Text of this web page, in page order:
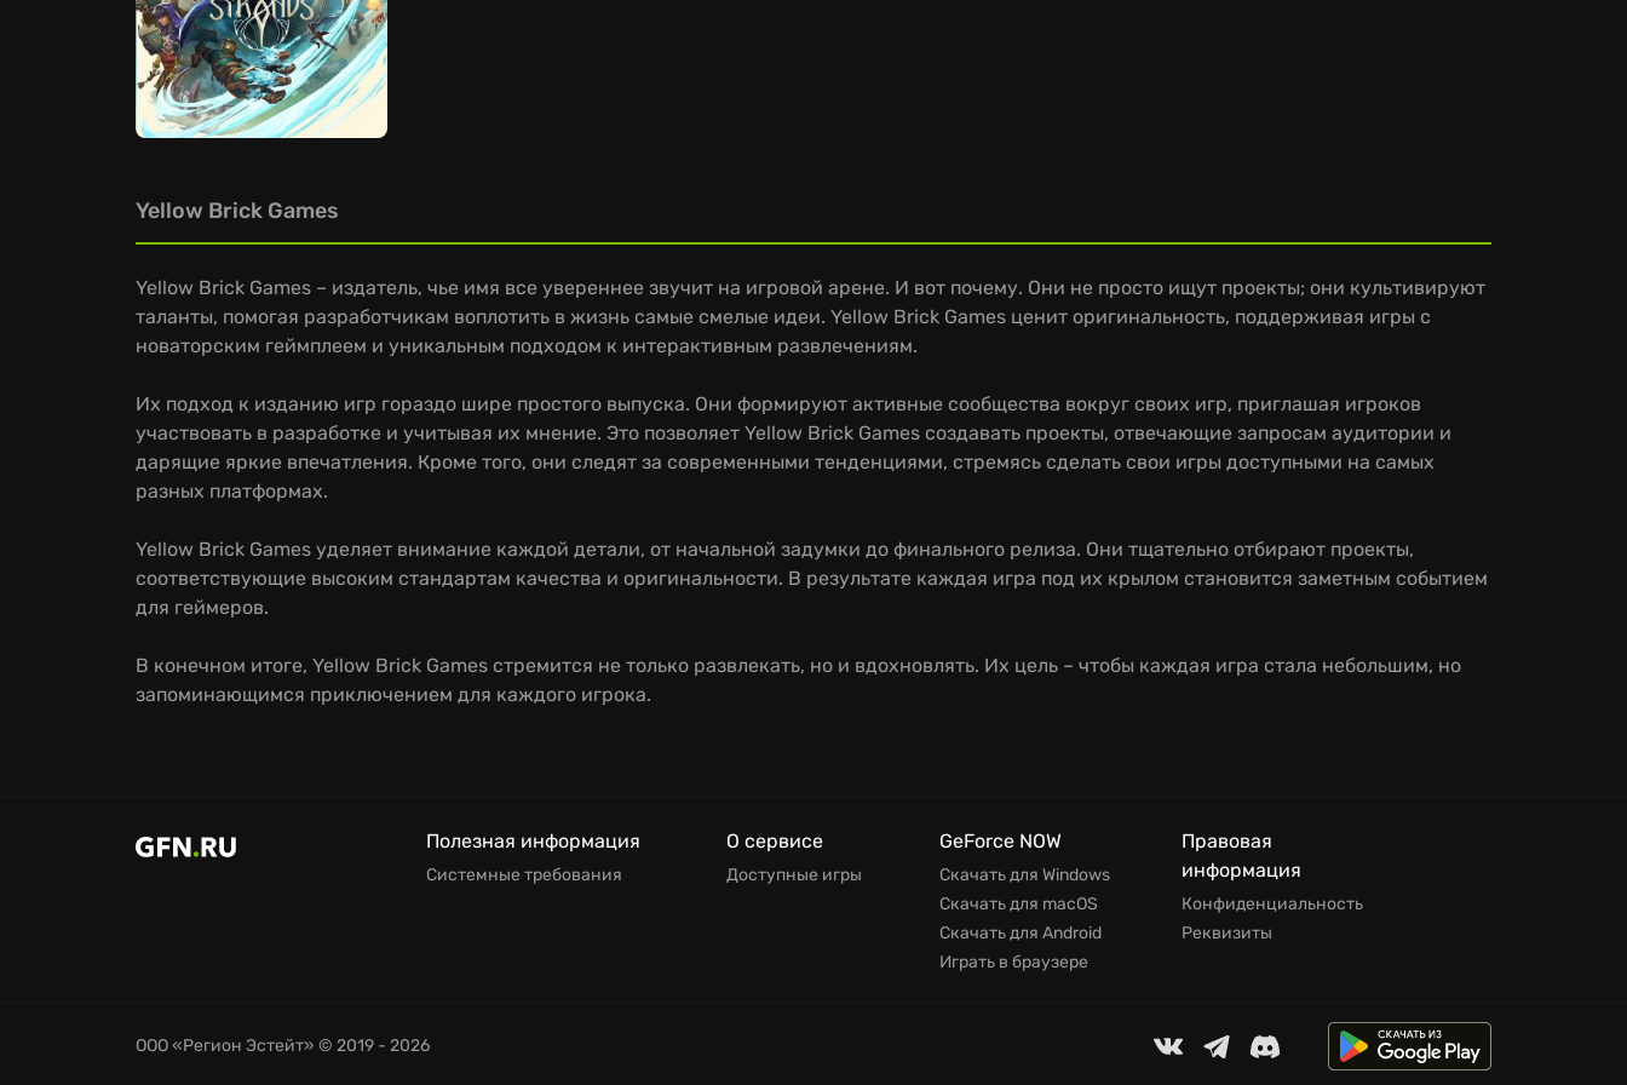
Yellow Brick Games
Yellow Brick Games – издатель, чье имя все увереннее звучит на игровой арене. И вот почему. Они не просто ищут проекты; они культивируют
таланты, помогая разработчикам воплотить в жизнь самые смелые идеи. Yellow Brick Games ценит оригинальность, поддерживая игры с
новаторским геймплеем и уникальным подходом к интерактивным развлечениям.
Их подход к изданию игр гораздо шире простого выпуска. Они формируют активные сообщества вокруг своих игр, приглашая игроков
участвовать в разработке и учитывая их мнение. Это позволяет Yellow Brick Games создавать проекты, отвечающие запросам аудитории и
дарящие яркие впечатления. Кроме того, они следят за современными тенденциями, стремясь сделать свои игры доступными на самых
разных платформах.
Yellow Brick Games уделяет внимание каждой детали, от начальной задумки до финального релиза. Они тщательно отбирают проекты,
соответствующие высоким стандартам качества и оригинальности. В результате каждая игра под их крылом становится заметным событием
для геймеров.
В конечном итоге, Yellow Brick Games стремится не только развлекать, но и вдохновлять. Их цель – чтобы каждая игра стала небольшим, но
запоминающимся приключением для каждого игрока.
Полезная информация
Системные требования
О сервисе
Доступные игры
GeForce NOW
Скачать для Windows
Скачать для macOS
Скачать для Android
Играть в браузере
Правовая
информация
Конфиденциальность
Реквизиты
ООО «Регион Эстейт» © 2019 - 2026